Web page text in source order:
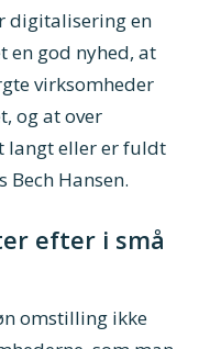
digitalisering en
god nyhed, at
virksomheder
og at over
langt eller er fuldt
Bech Hansen.
efter i små
omstilling ikke